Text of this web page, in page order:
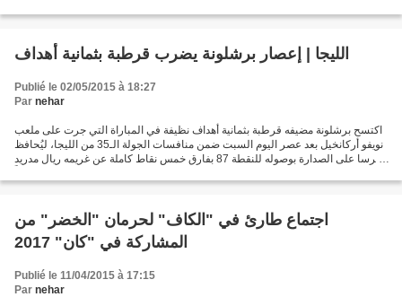
الليجا | إعصار برشلونة يضرب قرطبة بثمانية أهداف
Publié le 02/05/2015 à 18:27
Par nehar
اكتسح برشلونة مضيفه قرطبة بثمانية أهداف نظيفة في المباراة التي جرت على ملعب
نويفو أركانخيل بعد عصر اليوم السبت ضمن منافسات الجولة الـ35 من الليجا، ليُحافظ
البرسا على الصدارة بوصوله للنقطة 87 بفارق خمس نقاط كاملة عن غريمه ريال مدريد
اجتماع طارئ في "الكاف" لحرمان "الخضر" من
المشاركة في "كان" 2017
Publié le 11/04/2015 à 17:15
Par nehar